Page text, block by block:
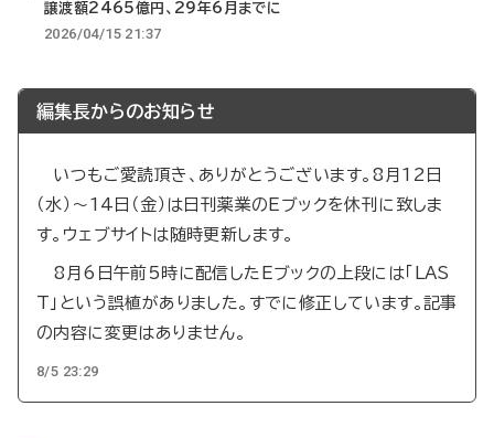
譲渡額2465億円、29年6月までに
2026/04/15 21:37
編集長からのお知らせ
いつもご愛読頂き、ありがとうございます。8月12日
（水）～14日（金）は日刊薬業のEブックを休刊に致しま
す。ウェブサイトは随時更新します。
8月6日午前5時に配信したEブックの上段には「LAS
T」という誤植がありました。すでに修正しています。記事
の内容に変更はありません。
8/5 23:29